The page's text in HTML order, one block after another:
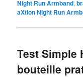
Night Run Armband,
aXtion Night Run
Test Simple
bouteille